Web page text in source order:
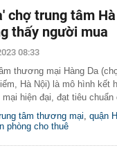
chợ trung tâm
thấy người mua
08:33
thương mại Hàng Da
Hà Nội) là mô hình
hiện đại, đạt tiêu
tâm thương mại, quận
phòng cho thuê